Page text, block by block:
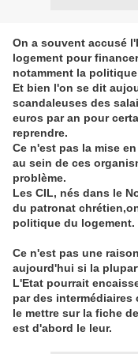
On a souvent accusé
logement pour
notamment la
Et bien l'on se dit
scandaleuses des
euros par an pour
reprendre.
Ce n'est pas la mise
au sein de ces
problème.
Les CIL, nés dans le
du patronat
politique du logement.
Ce n'est pas une
aujourd'hui si la
L'Etat pourrait
par des
le mettre sur la fiche
est d'abord le leur.